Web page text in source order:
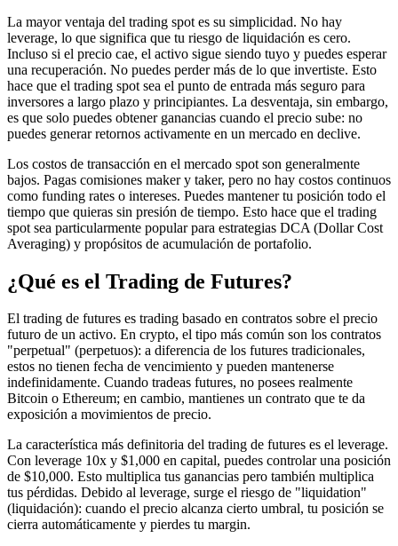
La mayor ventaja del trading spot es su simplicidad. No hay
leverage, lo que significa que tu riesgo de liquidación es cero.
Incluso si el precio cae, el activo sigue siendo tuyo y puedes esperar
una recuperación. No puedes perder más de lo que invertiste. Esto
hace que el trading spot sea el punto de entrada más seguro para
inversores a largo plazo y principiantes. La desventaja, sin embargo,
es que solo puedes obtener ganancias cuando el precio sube: no
puedes generar retornos activamente en un mercado en declive.
Los costos de transacción en el mercado spot son generalmente
bajos. Pagas comisiones maker y taker, pero no hay costos continuos
como funding rates o intereses. Puedes mantener tu posición todo el
tiempo que quieras sin presión de tiempo. Esto hace que el trading
spot sea particularmente popular para estrategias DCA (Dollar Cost
Averaging) y propósitos de acumulación de portafolio.
¿Qué es el Trading de Futures?
El trading de futures es trading basado en contratos sobre el precio
futuro de un activo. En crypto, el tipo más común son los contratos
"perpetual" (perpetuos): a diferencia de los futures tradicionales,
estos no tienen fecha de vencimiento y pueden mantenerse
indefinidamente. Cuando tradeas futures, no posees realmente
Bitcoin o Ethereum; en cambio, mantienes un contrato que te da
exposición a movimientos de precio.
La característica más definitoria del trading de futures es el leverage.
Con leverage 10x y $1,000 en capital, puedes controlar una posición
de $10,000. Esto multiplica tus ganancias pero también multiplica
tus pérdidas. Debido al leverage, surge el riesgo de "liquidation"
(liquidación): cuando el precio alcanza cierto umbral, tu posición se
cierra automáticamente y pierdes tu margin.